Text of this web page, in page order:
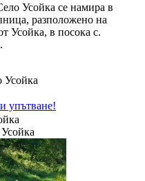
Усойка се намира в
разположено на
Усойка, в посока с.
Усойка
упътване!